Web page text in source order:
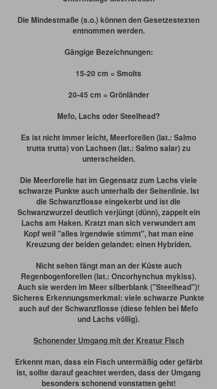
Die Mindestmaße (s.o.) können den Gesetzestexten
entnommen werden.
Gängige Bezeichnungen:
15-20 cm = Smolts
20-45 cm = Grönländer
Mefo, Lachs oder Steelhead?
Es ist nicht immer leicht, Meerforellen (lat.: Salmo
trutta trutta) von Lachsen (lat.: Salmo salar) zu
unterscheiden.
Die Meerforelle hat im Gegensatz zum Lachs viele
schwarze Punkte auch unterhalb der Seitenlinie. Ist
die Schwanzflosse eingekerbt und ist die
Schwanzwurzel deutlich verjüngt (dünn), zappelt ein
Lachs am Haken. Kratzt man sich verwundert am
Kopf weil "alles irgendwie stimmt", hat man eine
Kreuzung der beiden gelandet: einen Hybriden.
Nicht selten fängt man an der Küste auch
Regenbogenforellen (lat.: Oncorhynchus mykiss).
Auch sie werden im Meer silberblank ("Steelhead")!
Sicheres Erkennungsmerkmal: viele schwarze Punkte
auch auf der Schwanzflosse (diese fehlen bei Mefo
und Lachs völlig).
Schonender Umgang mit der Kreatur Fisch
Erkennt man, dass ein Fisch untermäßig oder gefärbt
ist, sollte darauf geachtet werden, dass der Umgang
besonders schonend vonstatten geht!